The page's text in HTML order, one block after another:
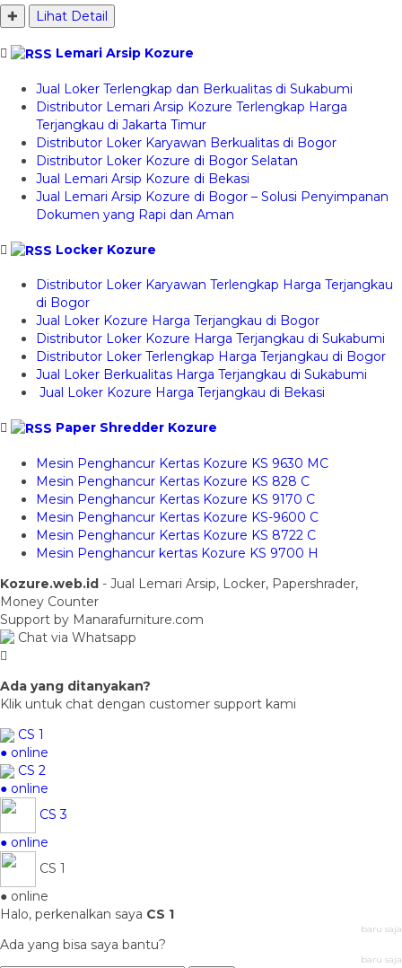
✚
Lihat Detail
Lemari Arsip Kozure
Jual Loker Terlengkap dan Berkualitas di Sukabumi
Distributor Lemari Arsip Kozure Terlengkap Harga
Terjangkau di Jakarta Timur
Distributor Loker Karyawan Berkualitas di Bogor
Distributor Loker Kozure di Bogor Selatan
Jual Lemari Arsip Kozure di Bekasi
Jual Lemari Arsip Kozure di Bogor – Solusi Penyimpanan
Dokumen yang Rapi dan Aman
Locker Kozure
Distributor Loker Karyawan Terlengkap Harga Terjangkau
di Bogor
Jual Loker Kozure Harga Terjangkau di Bogor
Distributor Loker Kozure Harga Terjangkau di Sukabumi
Distributor Loker Terlengkap Harga Terjangkau di Bogor
Jual Loker Berkualitas Harga Terjangkau di Sukabumi
Jual Loker Kozure Harga Terjangkau di Bekasi
Paper Shredder Kozure
Mesin Penghancur Kertas Kozure KS 9630 MC
Mesin Penghancur Kertas Kozure KS 828 C
Mesin Penghancur Kertas Kozure KS 9170 C
Mesin Penghancur Kertas Kozure KS-9600 C
Mesin Penghancur Kertas Kozure KS 8722 C
Mesin Penghancur kertas Kozure KS 9700 H
Kozure.web.id - Jual Lemari Arsip, Locker, Papershrader,
Money Counter
Support by Manarafurniture.com
Chat via Whatsapp
Ada yang ditanyakan?
Klik untuk chat dengan customer support kami
CS 1
● online
CS 2
● online
CS 3
● online
CS 1
● online
Halo, perkenalkan saya CS 1
baru saja
Ada yang bisa saya bantu?
baru saja